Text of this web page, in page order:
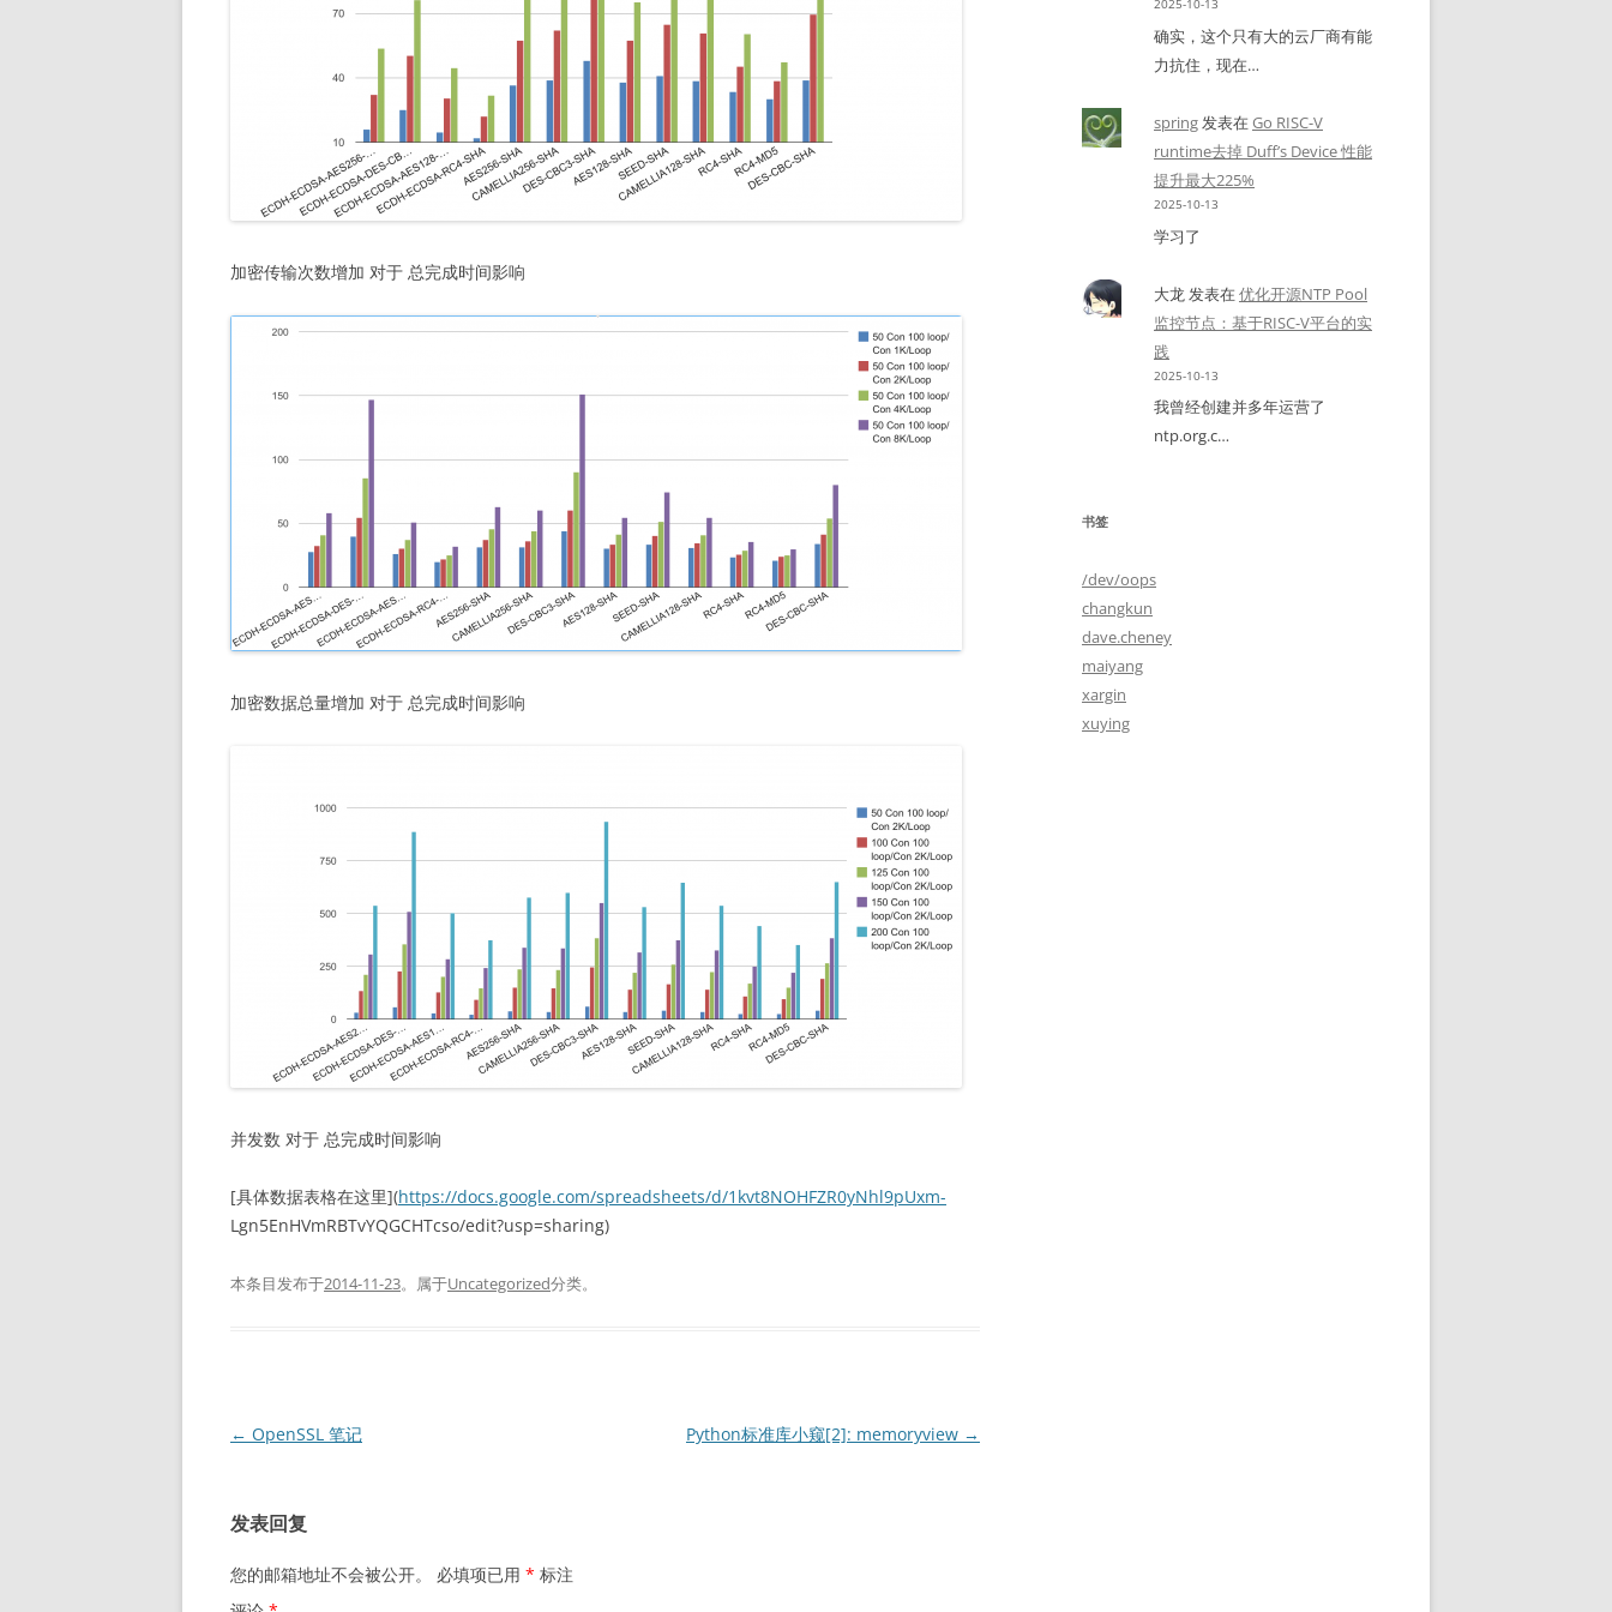
加密传输次数增加 对于 总完成时间影响
加密数据总量增加 对于 总完成时间影响
并发数 对于 总完成时间影响
[具体数据表格在这里](https://docs.google.com/spreadsheets/d/1kvt8NOHFZR0yNhl9pUxm-
Lgn5EnHVmRBTvYQGCHTcso/edit?usp=sharing)
本条目发布于2014-11-23。属于Uncategorized分类。
文
航
← OpenSSL 笔记 Python标准库小窥[2]: memoryview →
发表回复
您的邮箱地址不会被公开。 必填项已用 * 标注
2025-10-13
确实，这个只有大的云厂商有能
力抗住，现在…
spring发表在Go RISC-V
runtime去掉 Duff’s Device 性能
提升最大225%
2025-10-13
学习了
大龙发表在优化开源NTP Pool
监控节点：基于RISC-V平台的实
践
2025-10-13
我曾经创建并多年运营了
ntp.org.c…
书签
/dev/oops
changkun
dave.cheney
maiyang
xargin
xuying